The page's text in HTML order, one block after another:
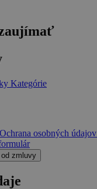
Kategórie
Ochrana osobných údajov
od zmluvy